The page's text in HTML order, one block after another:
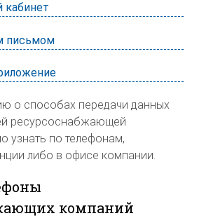
кабинет
письмом
о способах передачи данных
ресурсоснабжающей
узнать по телефонам,
либо в офисе компании.
компаний